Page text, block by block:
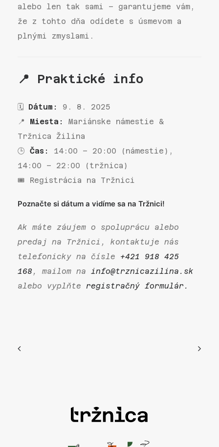
alebo len tak sami – garantujeme vám,
že z tohto dňa odídete s úsmevom a
plnými zmyslami.
📍 Praktické info
🗓 Dátum:
9. 8. 2025
📍 Miesta:
Mariánske námestie &
Tržnica Žilina
🕒 Čas:
14:00 – 20:00 (námestie),
14:00 – 22:00 (tržnica)
🎟 Registrácia na Tržnici
Poznačte si dátum a vidíme sa na Tržnici!
Ak máte záujem o spoluprácu alebo
predaj na Tržnici, kontaktuje nás
telefonicky na čísle +421 918 425
168 , mailom na info@trznicazilina.sk
alebo vyplňte registračný formulár.